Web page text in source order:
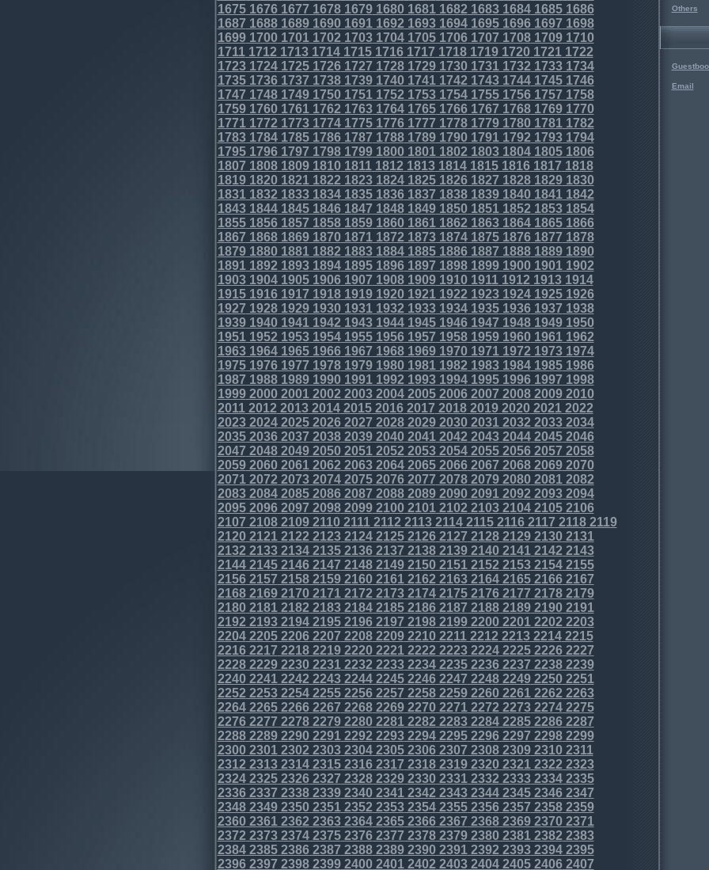
167516761677 16781679168016811682 1683168416851686
1687 16881689169016911692 16931694169516961697 1698
1699170017011702 17031704170517061707 170817091710
17111712 17131714171517161717 17181719172017211722
17231724172517261727 17281729173017311732 17331734
173517361737 17381739174017411742 1743174417451746
1747 17481749175017511752 17531754175517561757 1758
1759176017611762 17631764176517661767 176817691770
17711772 17731774177517761777 17781779178017811782
17831784178517861787 17881789179017911792 17931794
179517961797 17981799180018011802 1803180418051806
1807 18081809181018111812 18131814181518161817 1818
1819182018211822 18231824182518261827 182818291830
18311832 18331834183518361837 18381839184018411842
18431844184518461847 18481849185018511852 18531854
185518561857 18581859186018611862 1863186418651866
1867 18681869187018711872 18731874187518761877 1878
1879188018811882 18831884188518861887 188818891890
18911892 18931894189518961897 18981899190019011902
19031904190519061907 19081909191019111912 19131914
191519161917 19181919192019211922 1923192419251926
1927 19281929193019311932 19331934193519361937 1938
1939194019411942 19431944194519461947 194819491950
19511952 19531954195519561957 19581959196019611962
19631964196519661967 19681969197019711972 19731974
197519761977 19781979198019811982 1983198419851986
1987 19881989199019911992 19931994199519961997 1998
1999200020012002 20032004200520062007 200820092010
20112012 20132014201520162017 20182019202020212022
20232024202520262027 20282029203020312032 20332034
203520362037 20382039204020412042 2043204420452046
2047 20482049205020512052 20532054205520562057 2058
2059206020612062 20632064206520662067 206820692070
20712072 20732074207520762077 20782079208020812082
20832084208520862087 20882089209020912092 20932094
209520962097 20982099210021012102 2103210421052106
2107 21082109211021112112 21132114211521162117 21182119
212021212122 21232124212521262127 2128212921302131
2132 21332134213521362137 21382139214021412142 2143
2144214521462147 21482149215021512152 215321542155
21562157 21582159216021612162 21632164216521662167
21682169217021712172 21732174217521762177 21782179
218021812182 21832184218521862187 2188218921902191
2192 21932194219521962197 21982199220022012202 2203
2204220522062207 22082209221022112212 221322142215
22162217 22182219222022212222 22232224222522262227
22282229223022312232 22332234223522362237 22382239
224022412242 22432244224522462247 2248224922502251
2252 22532254225522562257 22582259226022612262 2263
2264226522662267 22682269227022712272 227322742275
22762277 22782279228022812282 22832284228522862287
22882289229022912292 22932294229522962297 22982299
230023012302 23032304230523062307 2308230923102311
2312 23132314231523162317 23182319232023212322 2323
2324232523262327 23282329233023312332 233323342335
23362337 23382339234023412342 23432344234523462347
23482349235023512352 23532354235523562357 23582359
236023612362 23632364236523662367 2368236923702371
2372 23732374237523762377 23782379238023812382 2383
2384238523862387 23882389239023912392 239323942395
23962397 23982399240024012402 24032404240524062407
Others
Email